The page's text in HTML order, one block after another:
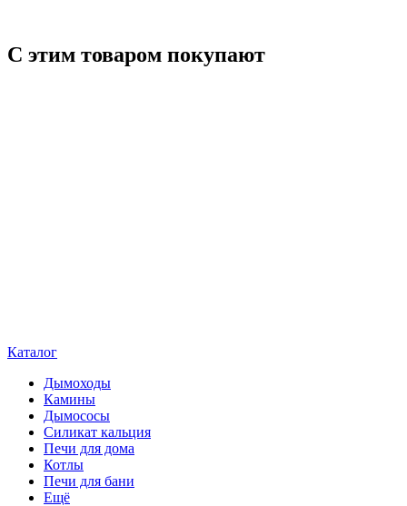
С этим товаром покупают
Каталог
Дымоходы
Камины
Дымососы
Силикат кальция
Печи для дома
Котлы
Печи для бани
Ещё